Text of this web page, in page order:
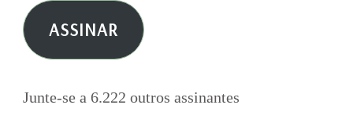
e-
mail ASSINAR
Junte-se a 6.222 outros assinantes